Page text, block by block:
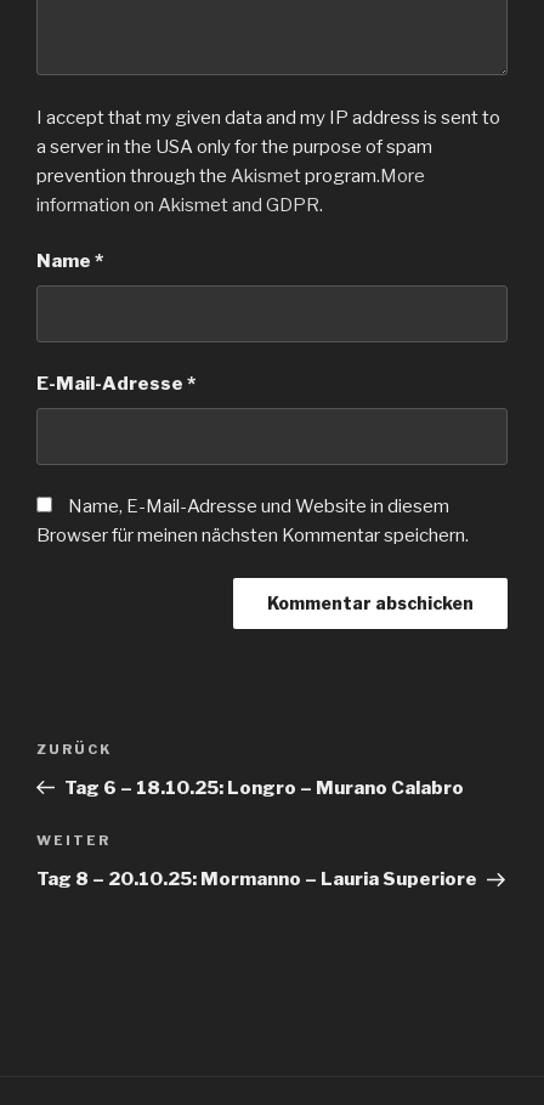
I accept that my given data and my IP address is sent to
a server in the USA only for the purpose of spam
prevention through the Akismetprogram.More
information on Akismet and GDPR.
Name *
E-Mail-Adresse *
Name, E-Mail-Adresse und Website in diesem
Browser für meinen nächsten Kommentar speichern.
Beitragsnavigation
Vorheriger
Beitrag
ZURÜCK
Tag 6 – 18.10.25: Longro – Murano Calabro
Nächster
Beitrag
WEITER
Tag 8 – 20.10.25: Mormanno – Lauria Superiore